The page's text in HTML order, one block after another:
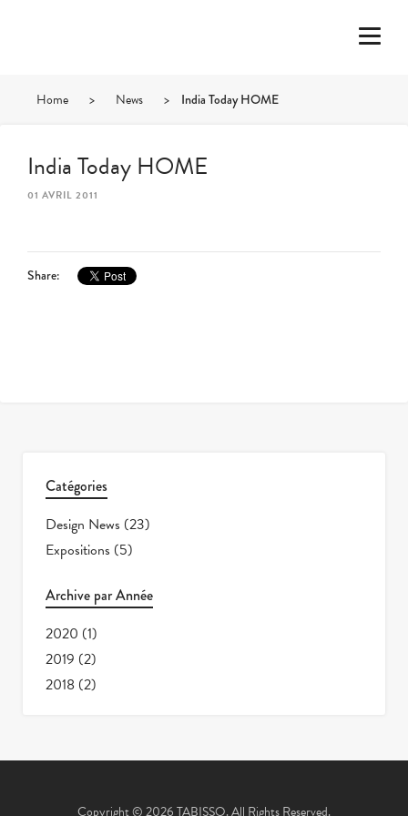
Home > News > India Today HOME
India Today HOME
01 AVRIL 2011
Share:
Catégories
Design News (23)
Expositions (5)
Archive par Année
2020 (1)
2019 (2)
2018 (2)
Copyright © 2026 TABISSO. All Rights Reserved.